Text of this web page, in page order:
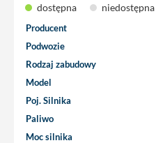
dostępna niedostępna
Producent
Podwozie
Rodzaj zabudowy
Model
Poj. Silnika
Paliwo
Moc silnika